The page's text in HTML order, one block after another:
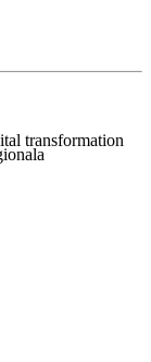
transformation